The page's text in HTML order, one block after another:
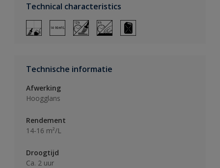
Technical characteristics
Technische informatie
Afwerking
Hoogglans
Rendement
14-16 m²/L
Droogtijd
Ca. 2 uur